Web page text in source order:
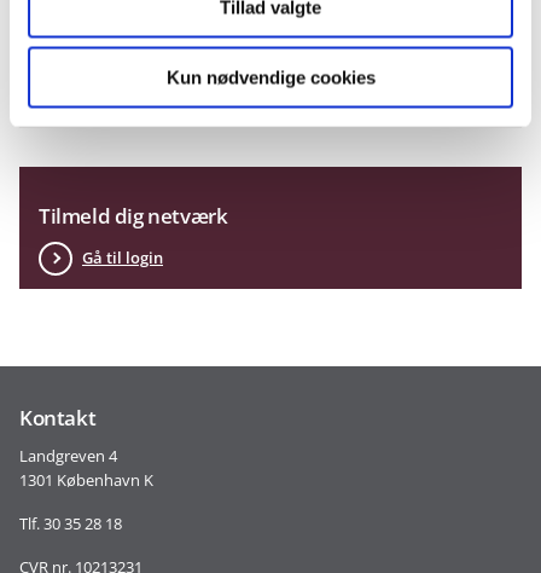
Tillad valgte
Kun nødvendige cookies
Skriv til Rådgivningsenheden.
Gå til login
Tilmeld dig netværk
Gå til login
Kontakt
Landgreven 4
1301 København K
Tlf. 30 35 28 18
CVR nr. 10213231